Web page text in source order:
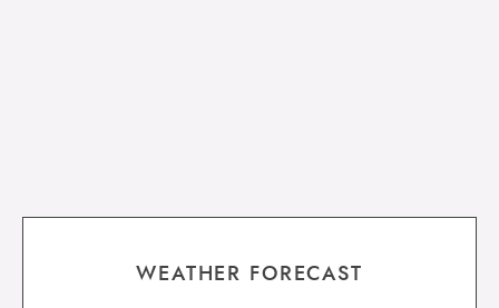
WEATHER FORECAST